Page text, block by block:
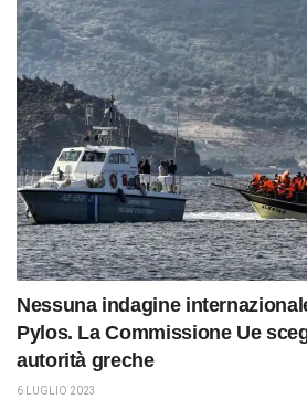
Nessuna indagine
Pylos. La Commissione Ue
autorità greche
6 LUGLIO 2023